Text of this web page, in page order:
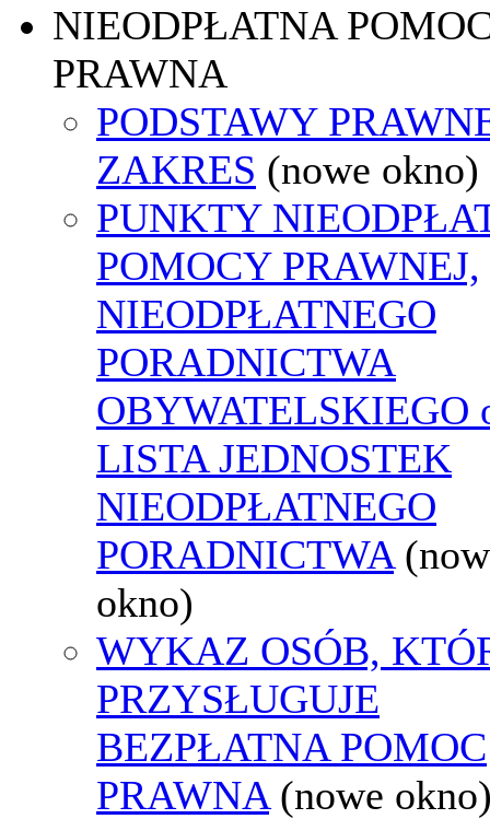
NIEODPŁATNA
PRAWNA
PODSTAWY
ZAKRES (nowe okno)
PUNKTY
POMOCY PRAWNEJ,
NIEODPŁATNEGO
PORADNICTWA
OBYWATELSKIEGO
LISTA JEDNOSTEK
NIEODPŁATNEGO
PORADNICTWA
okno)
WYKAZ OSÓB,
PRZYSŁUGUJE
BEZPŁATNA POMOC
PRAWNA (nowe